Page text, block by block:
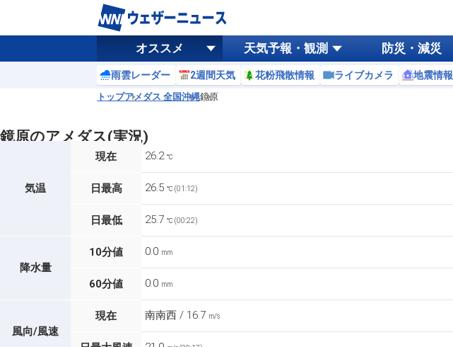
オススメ 天気予報・観測 防災・減災
雨雲レーダー 2週間天気 花粉飛散情報 ライブカメラ 地震情報
トップアメダス 全国沖縄鏡原
鏡原のアメダス(実況)
気温
現在 26.2 ℃
日最高 26.5 ℃ (01:12)
日最低 25.7 ℃ (00:22)
降水量
10分値 0.0 mm
60分値 0.0 mm
風向/風速
現在 南南西 / 16.7 m/s